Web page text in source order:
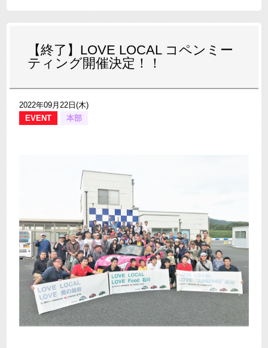
【終了】LOVE LOCAL コペンミー
ティング開催決定！！
2022年09月22日(木)
EVENT
本部